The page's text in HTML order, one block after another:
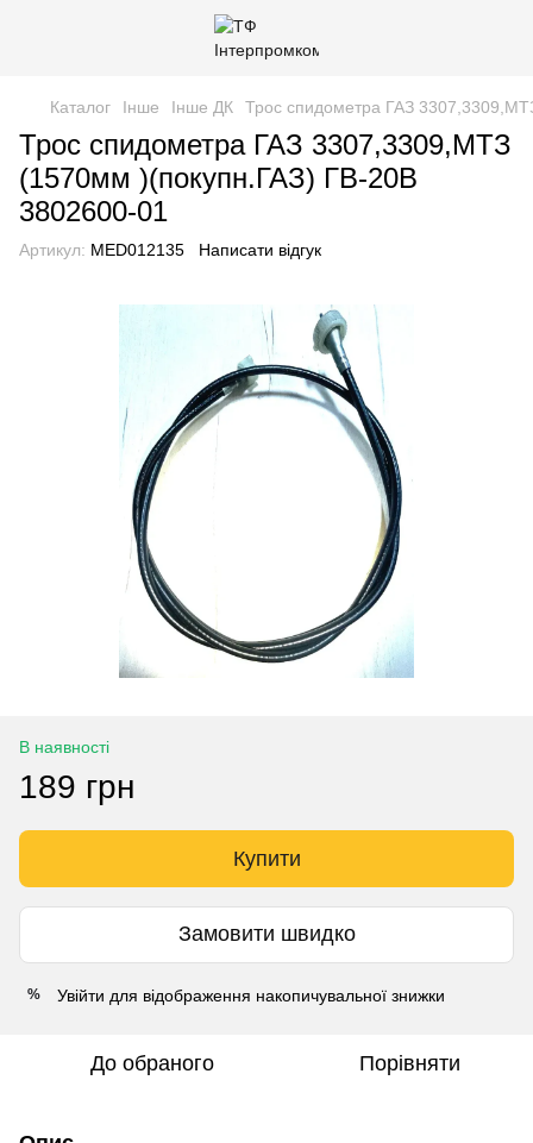
Каталог Інше Інше ДК Трос спидометра ГАЗ
Трос спидометра ГАЗ 3307,3309,МТЗ
(1570мм )(покупн.ГАЗ) ГВ-20В
3802600-01
Артикул: MED012135 Написати відгук
В наявності
189 грн
Купити
Замовити швидко
% Увійти для відображення накопичувальної знижки
До обраного Порівняти